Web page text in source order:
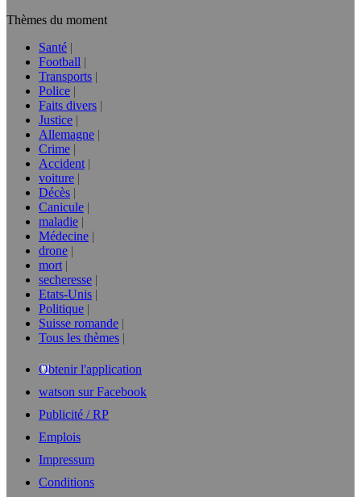
Thèmes du moment
Santé
Football
Transports
Police
Faits divers
Justice
Allemagne
Crime
Accident
voiture
Décès
Canicule
maladie
Médecine
drone
mort
secheresse
Etats-Unis
Politique
Suisse romande
Tous les thèmes
Obtenir l'application
watson sur Facebook
Publicité / RP
Emplois
Impressum
Conditions